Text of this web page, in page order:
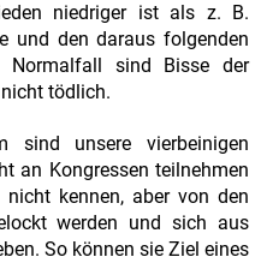
niedriger ist als z. B.
und den daraus folgenden
Normalfall sind Bisse der
tödlich.
sind unsere vierbeinigen
an Kongressen teilnehmen
kennen, aber von den
werden und sich aus
So können sie Ziel eines